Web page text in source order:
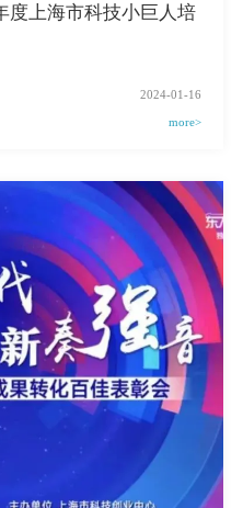
度上海市科技小巨人培
2024-01-16
more>